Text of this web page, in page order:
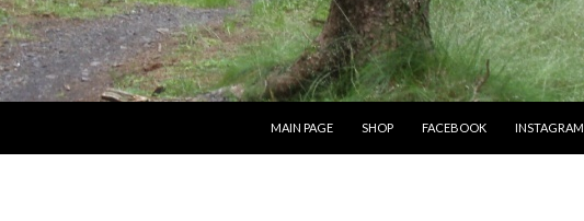
MAIN PAGE
SHOP FACEBOOK INSTAGRAM